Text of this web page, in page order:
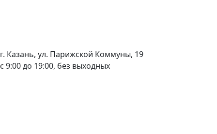
г. Казань, ул. Парижской Коммуны, 19
с 9:00 до 19:00, без выходных